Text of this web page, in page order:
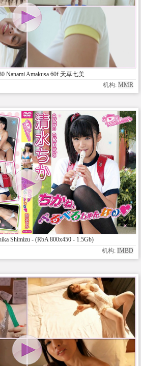
Nanami Amakusa 60f 天草七美
机构: MMR
Shimizu - (RbA 800x450 - 1.5Gb)
机构: IMBD